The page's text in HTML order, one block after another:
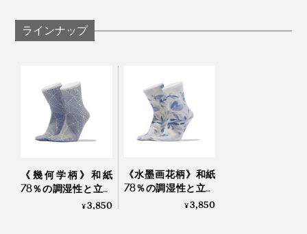
度のスピードでゆっくりと動かしながら編み上げていま
す。
一日に生産できるのはわずか20〜30足
手間も時間も惜しまず作られた一足だからこそ、足に吸
い付くようなフィット感と、和紙ならではのサラッとし
「これ以外は履けなくなった」というリピーターが多い
のも納得。毎日がんばるあなたの足で、その違いを実感
さらに古川社長自身も、この靴下のヘビーユーザー。
ても足が疲れにくいし、ムレにくい。靴を脱いだ時もサ
ラッとしていて、ニオイも気になりません。替えの靴下
を持っていく必要がないんですよ」
ラインナップ
《幾何学柄》和紙
78％の調湿性と立体
編みのフィット感
¥3,850
《水墨画花柄》和紙
78％の調湿性と立体
編みのフィット感
¥3,850